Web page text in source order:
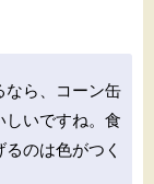
なら、コーン缶
しいですね。食
のは色がつく